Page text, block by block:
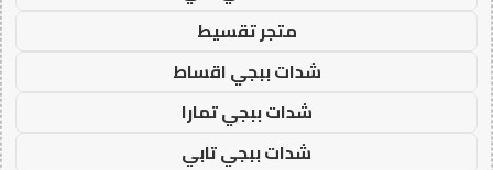
متجر تقسيط
شدات ببجي اقساط
شدات ببجي تمارا
شدات ببجي تابي